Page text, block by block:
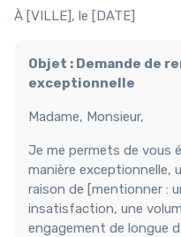
À [VILLE], le [DATE]
Objet : Demande de
exceptionnelle
Madame, Monsieur,
Je me permets de vous
manière exceptionnelle,
raison de [mentionner :
insatisfaction, une
engagement de longue